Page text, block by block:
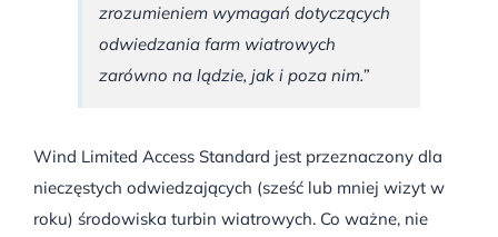
zrozumieniem wymagań dotyczących
odwiedzania farm wiatrowych
zarówno na lądzie, jak i poza nim.”
Wind Limited Access Standard jest przeznaczony dla
nieczęstych odwiedzających (sześć lub mniej wizyt w
roku) środowiska turbin wiatrowych. Co ważne, nie